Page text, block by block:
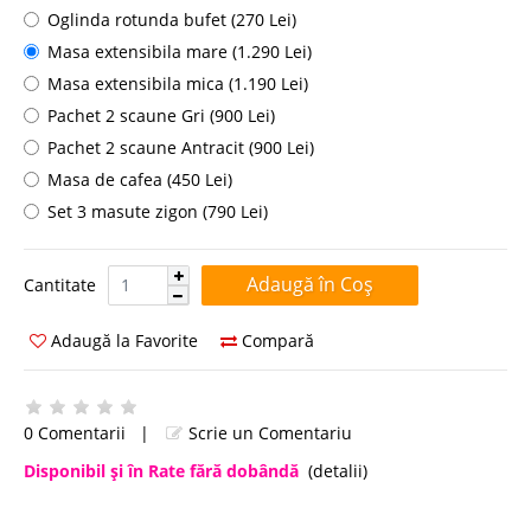
Oglinda rotunda bufet (270 Lei)
Masa extensibila mare (1.290 Lei)
Masa extensibila mica (1.190 Lei)
Pachet 2 scaune Gri (900 Lei)
Pachet 2 scaune Antracit (900 Lei)
Masa de cafea (450 Lei)
Set 3 masute zigon (790 Lei)
Cantitate Cantitate:
Adaugă la Favorite Compară
0 Comentarii |
Scrie un Comentariu
Disponibil şi în Rate fără dobândă (detalii)